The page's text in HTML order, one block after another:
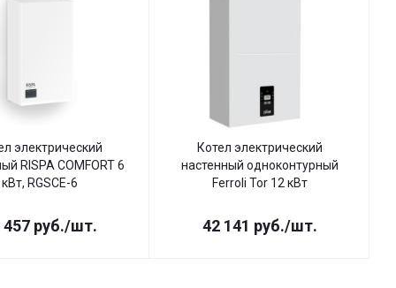
электрический
RISPA COMFORT 6
кВт, RGSCE-6
457руб./шт.
Котел электрический
настенный одноконтурный
Ferroli Tor 12 кВт
42 141 руб./шт.